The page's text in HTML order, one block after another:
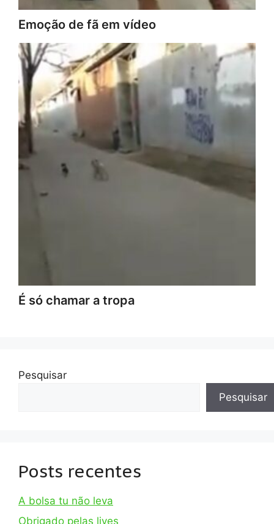
Emoção de fã em vídeo
É só chamar a tropa
Pesquisar
Pesquisar
Posts recentes
A bolsa tu não leva
Obrigado pelas lives